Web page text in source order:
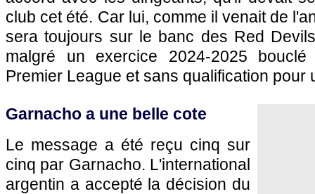
club cet été. Car lui, comme il venait de
sera toujours sur le banc des Red
malgré un exercice 2024-2025
Premier League et sans qualification pour
Garnacho a une belle cote
Le message a été reçu cinq sur
cinq par Garnacho. L'international
argentin a accepté la décision du